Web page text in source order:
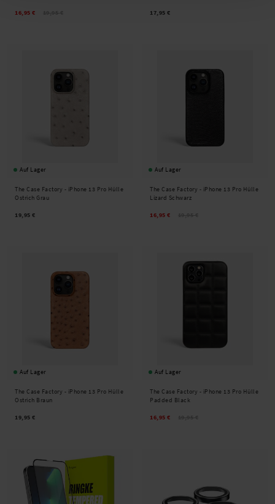
16,95 € 17,95 €
Auf Lager
The Case Factory - iPhone 13 Pro Hülle
Ostrich Grau
19,95 €
Auf Lager
The Case Factory - iPhone 13 Pro Hülle
Lizard Schwarz
16,95 €
Auf Lager
The Case Factory - iPhone 13 Pro Hülle
Ostrich Braun
19,95 €
Auf Lager
The Case Factory - iPhone 13 Pro Hülle
Padded Black
16,95 €